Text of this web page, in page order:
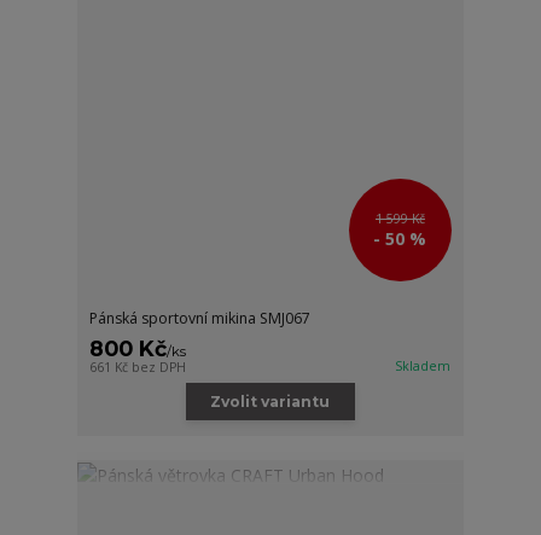
1 599 Kč
- 50 %
Pánská sportovní mikina SMJ067
800 Kč/ks
661 Kč bez DPH Skladem
Zvolit variantu